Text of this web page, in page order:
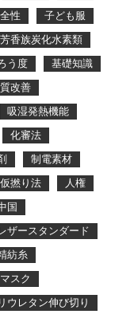
性
子ども服
香族炭化水素類
う度
基礎知識
改善
吸湿発熱機能
化審法
制電素材
仮撚り法
人権
国
ザースタンダード
紡糸
マスク
ウレタン伸び切り